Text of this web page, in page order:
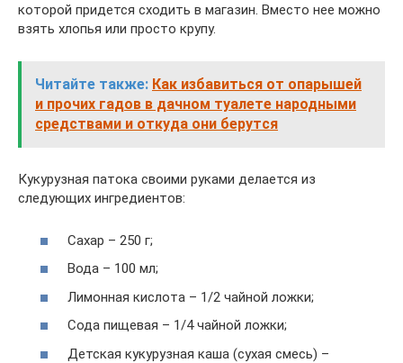
которой придется сходить в магазин. Вместо нее можно
взять хлопья или просто крупу.
Читайте также: Как избавиться от опарышей
и прочих гадов в дачном туалете народными
средствами и откуда они берутся
Кукурузная патока своими руками делается из
следующих ингредиентов:
Сахар – 250 г;
Вода – 100 мл;
Лимонная кислота – 1/2 чайной ложки;
Сода пищевая – 1/4 чайной ложки;
Детская кукурузная каша (сухая смесь) –